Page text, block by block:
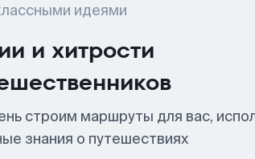
идеями
и хитрости
строим маршруты для вас,
знания о путешествиях